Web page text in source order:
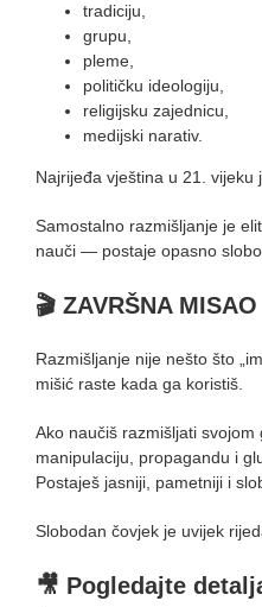
tradiciju,
grupu,
pleme,
političku ideologiju,
religijsku zajednicu,
medijski narativ.
Najrijeđa vještina u 21. vijeku
Samostalno razmišljanje je
nauči — postaje opasno
🎬 ZAVRŠNA MISAO
Razmišljanje nije nešto što
mišić raste kada ga koristiš.
Ako naučiš razmišljati
manipulaciju, propagandu i
Postaješ jasniji, pametniji i
Slobodan čovjek je uvijek
🎥 Pogledajte